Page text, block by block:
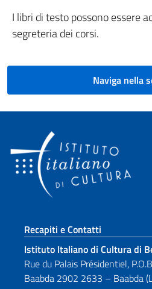
I libri di testo possono essere
segreteria dei corsi.
Naviga nella
Sezione footer
Recapiti e Contatti
Istituto Italiano di Cultura di
Rue du Palais Présidentiel,
Baabda 2902 2633 – Baabda